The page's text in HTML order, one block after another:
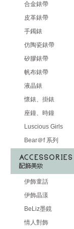
合金錶帶
皮革錶帶
手鐲錶
仿陶瓷錶帶
矽膠錶帶
帆布錶帶
液晶錶
懷錶、掛錶
座鐘、時鐘
Luscious Girls
Bear＠f 系列
伊飾童話
伊飾晶漾
BeLiz墨鏡
情人對飾